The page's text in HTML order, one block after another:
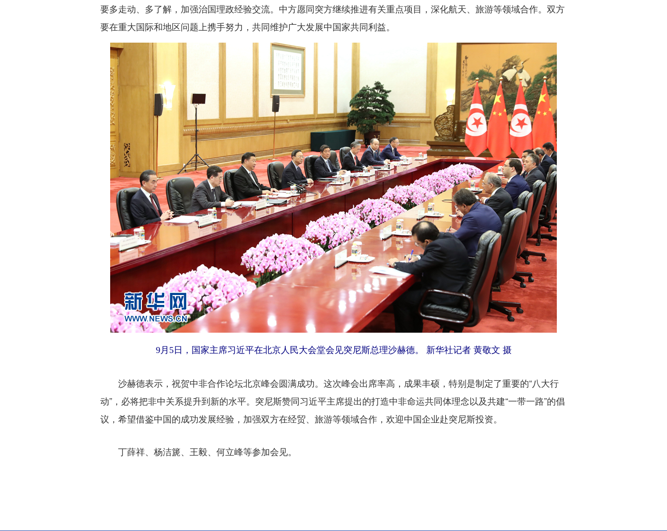
要多走动、多了解，加强治国理政经验交流。中方愿同突方继续推进有关重点项目，深化航天、旅游等领域合作。双方
要在重大国际和地区问题上携手努力，共同维护广大发展中国家共同利益。
9月5日，国家主席习近平在北京人民大会堂会见突尼斯总理沙赫德。 新华社记者 黄敬文 摄
沙赫德表示，祝贺中非合作论坛北京峰会圆满成功。这次峰会出席率高，成果丰硕，特别是制定了重要的“八大行
动”，必将把非中关系提升到新的水平。突尼斯赞同习近平主席提出的打造中非命运共同体理念以及共建“一带一路”的倡
议，希望借鉴中国的成功发展经验，加强双方在经贸、旅游等领域合作，欢迎中国企业赴突尼斯投资。
丁薛祥、杨洁篪、王毅、何立峰等参加会见。